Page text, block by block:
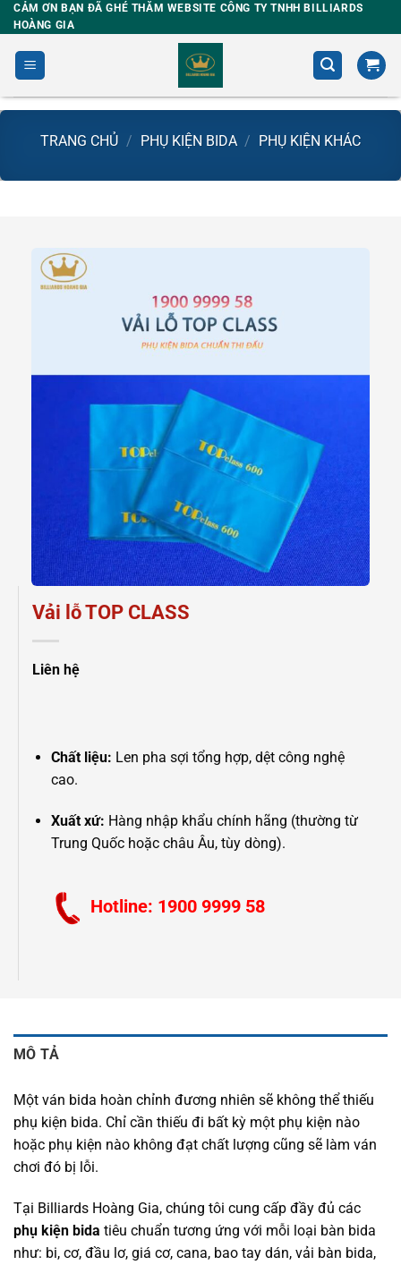
Skip
to
content
CẢM ƠN BẠN ĐÃ GHÉ THĂM WEBSITE CÔNG TY TNHH BILLIARDS
HOÀNG GIA
TRANG CHỦ / PHỤ KIỆN BIDA / PHỤ KIỆN KHÁC
Vải lỗ TOP CLASS
Liên hệ
Chất liệu: Len pha sợi tổng hợp, dệt công nghệ
cao.
Xuất xứ: Hàng nhập khẩu chính hãng (thường từ
Trung Quốc hoặc châu Âu, tùy dòng).
Hotline: 1900 9999 58
MÔ TẢ
Một ván bida hoàn chỉnh đương nhiên sẽ không thể thiếu
phụ kiện bida. Chỉ cần thiếu đi bất kỳ một phụ kiện nào
hoặc phụ kiện nào không đạt chất lượng cũng sẽ làm ván
chơi đó bị lỗi.
Tại Billiards Hoàng Gia, chúng tôi cung cấp đầy đủ các
phụ kiện bida tiêu chuẩn tương ứng với mỗi loại bàn bida
như: bi, cơ, đầu lơ, giá cơ, cana, bao tay dán, vải bàn bida,